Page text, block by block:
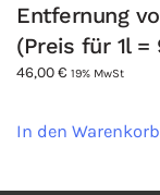
Entfernung
(Preis für 1l
46,00€ 19% MwSt
In den Warenkorb